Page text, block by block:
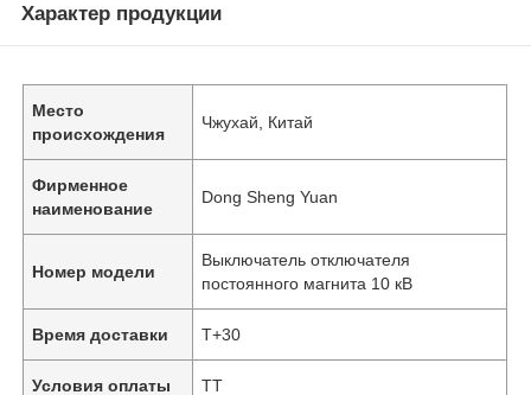
Характер продукции
Место
происхождения
Чжухай, Китай
Фирменное
наименование
Dong Sheng Yuan
Номер модели
Выключатель отключателя
постоянного магнита 10 кВ
Время доставки Т+30
Условия оплаты ТТ